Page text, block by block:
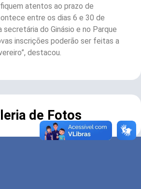
atentos ao prazo de
entre os dias 6 e 30 de
secretária do Ginásio e no Parque
inscrições poderão ser feitas a
destacou.
de Fotos